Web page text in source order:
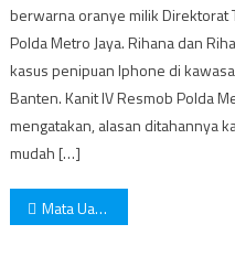
berwarna oranye milik Direktorat
Polda Metro Jaya. Rihana dan
kasus penipuan Iphone di
Banten. Kanit IV Resmob Polda
mengatakan, alasan ditahannya
mudah […]
Post
Mata Uang Tertinggi di Dunia